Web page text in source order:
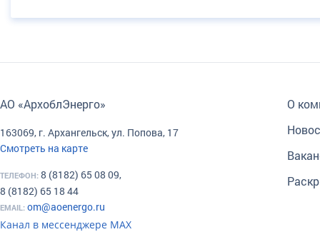
АО «АрхоблЭнерго»
163069, г. Архангельск, ул. Попова, 17
Смотреть на карте
ТЕЛЕФОН: 8 (8182) 65 08 09,
8 (8182) 65 18 44
EMAIL: om@aoenergo.ru
О
Канал в мессенджере МАХ